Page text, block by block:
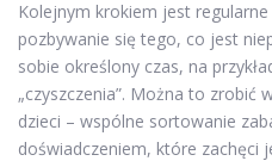
Kolejnym krokiem jest
pozbywanie się tego, co jest
sobie określony czas, na
„czyszczenia”. Można to zrobić
dzieci – wspólne sortowanie
doświadczeniem, które zachęci